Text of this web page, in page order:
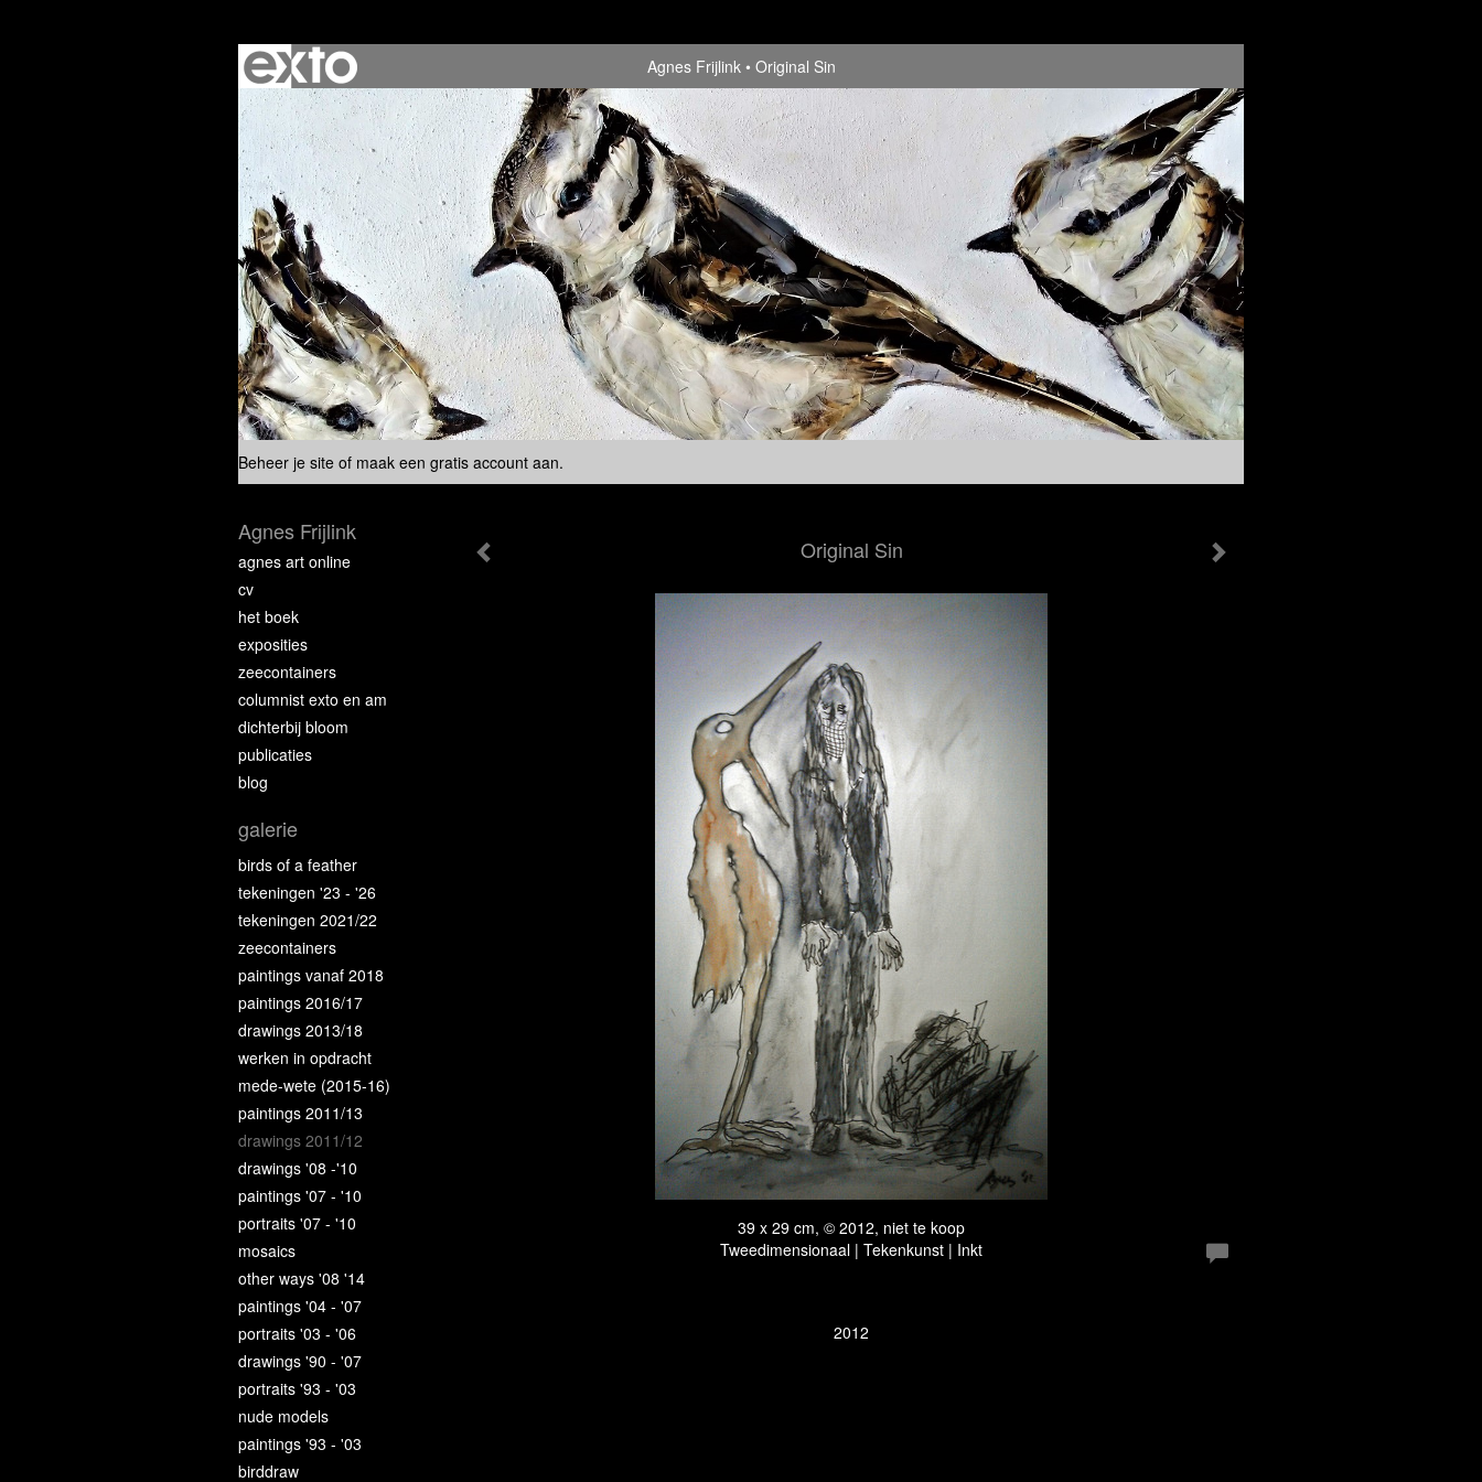
Agnes Frijlink Original Sin
Beheer je site of maak een gratis account aan.
Original Sin
39 x 29 cm, © 2012, niet te koop
Tweedimensionaal | Tekenkunst | Inkt
2012
Agnes Frijlink
agnes art online
cv
het boek
exposities
zeecontainers
columnist exto en am
dichterbij bloom
publicaties
blog
galerie
birds of a feather
tekeningen '23 - '26
tekeningen 2021/22
zeecontainers
paintings vanaf 2018
paintings 2016/17
drawings 2013/18
werken in opdracht
mede-wete (2015-16)
paintings 2011/13
drawings 2011/12
drawings '08 -'10
paintings '07 - '10
portraits '07 - '10
mosaics
other ways '08 '14
paintings '04 - '07
portraits '03 - '06
drawings '90 - '07
portraits '93 - '03
nude models
paintings '93 - '03
birddraw